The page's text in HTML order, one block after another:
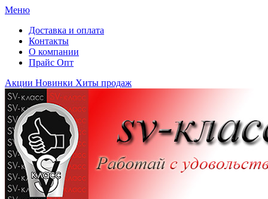
Меню
Доставка и оплата
Контакты
О компании
Прайс Опт
Акции Новинки Хиты продаж